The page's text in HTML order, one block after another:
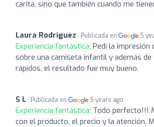
carita, sino que también cuando me
Laura Rodriguez Publicada en 5
Experiencia fantástica: Pedí la impresión
sobre una camiseta infantil y además
rápidos, el resultado fue muy bueno.
S L Publicada en 5 years ago
Experiencia fantástica: Todo perfecto!!!
con el producto, el precio y la atención.